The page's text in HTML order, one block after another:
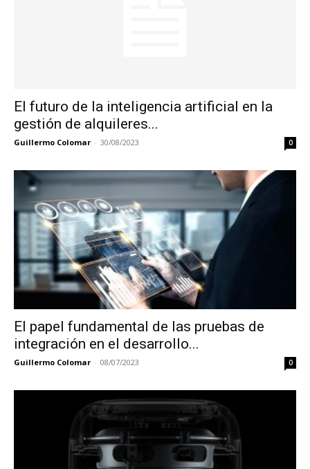
El futuro de la inteligencia artificial en la
gestión de alquileres...
Guillermo Colomar - 30/08/2023 0
El papel fundamental de las pruebas de
integración en el desarrollo...
Guillermo Colomar - 08/07/2023 0